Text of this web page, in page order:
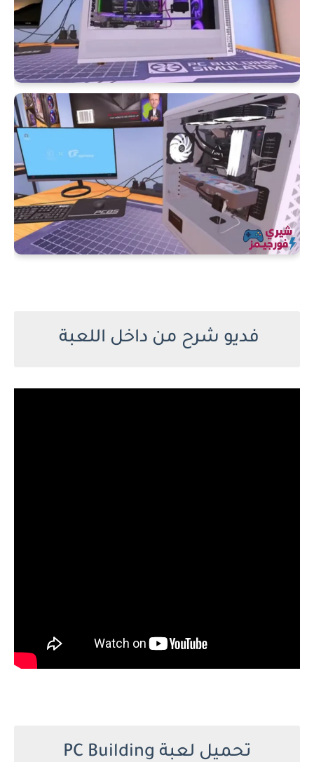
فديو شرح من داخل اللعبة
تحميل لعبة PC Building